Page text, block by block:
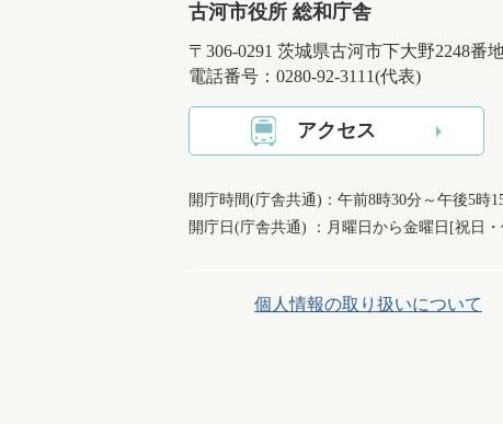
古河市役所 総和庁舎
〒306-0291 茨城県古河市下大野2248番
電話番号：0280-92-3111(代表)
アクセス
開庁時間(庁舎共通)：午前8時30分～午後5時
開庁日(庁舎共通) ：月曜日から金曜日[祝日
個人情報の取り扱いについて